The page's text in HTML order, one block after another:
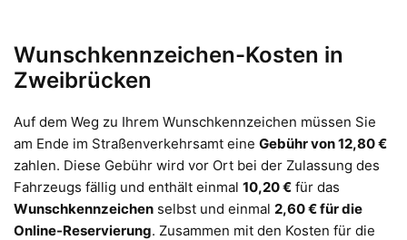
Wunschkennzeichen-Kosten in
Zweibrücken
Auf dem Weg zu Ihrem Wunschkennzeichen müssen Sie
am Ende im Straßenverkehrsamt eine Gebühr von 12,80 €
zahlen. Diese Gebühr wird vor Ort bei der Zulassung des
Fahrzeugs fällig und enthält einmal 10,20 € für das
Wunschkennzeichen selbst und einmal 2,60 € für die
Online-Reservierung. Zusammen mit den Kosten für die